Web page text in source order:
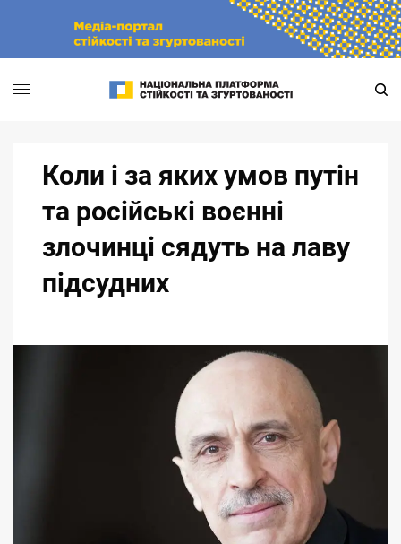
Коли і за яких умов путін
та російські воєнні
злочинці сядуть на лаву
підсудних